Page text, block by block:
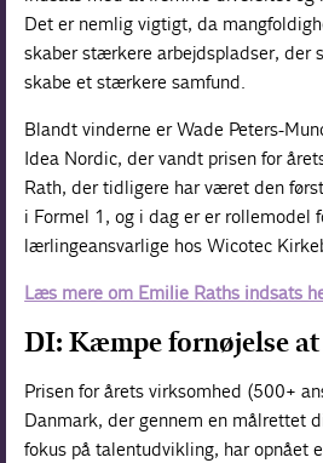
Det er nemlig vigtigt, da
skaber stærkere arbejdspladser, der
skabe et stærkere samfund.
Blandt vinderne er Wade Peters-
Idea Nordic, der vandt prisen for
Rath, der tidligere har været den
i Formel 1, og i dag er er rollemodel
lærlingeansvarlige hos Wicotec
Læs mere om Emilie Raths indsats
DI: Kæmpe fornøjelse
Prisen for årets virksomhed (500+
Danmark, der gennem en målrettet
fokus på talentudvikling, har opnået